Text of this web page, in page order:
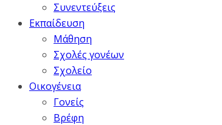
Συνεντεύξεις
Εκπαίδευση
Μάθηση
Σχολές γονέων
Σχολείο
Οικογένεια
Γονείς
Βρέφη